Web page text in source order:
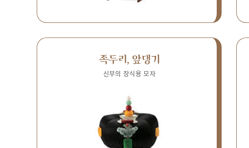
족두리, 앞댕기
신부의 장식용 모자